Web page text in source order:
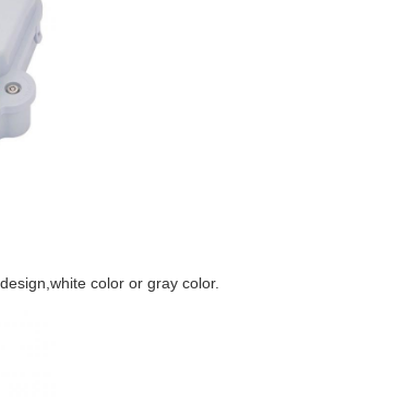
fig.1
color or gray color.